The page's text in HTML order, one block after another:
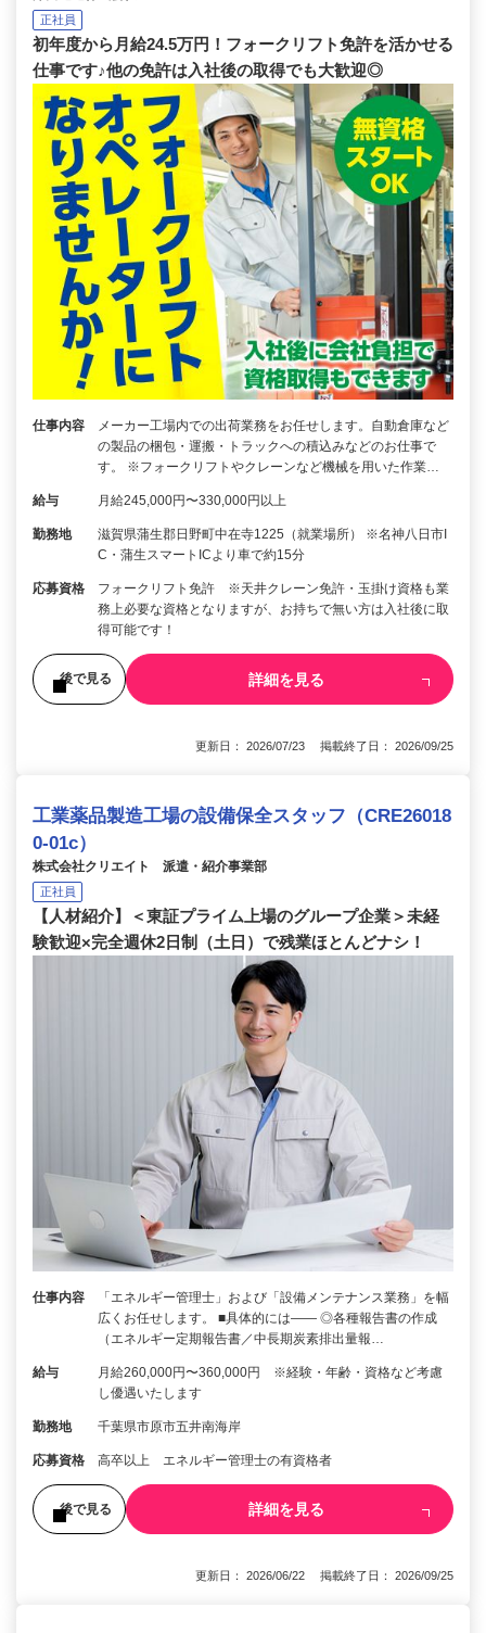
正社員
初年度から月給24.5万円！フォークリフト免許を活かせる
仕事です♪他の免許は入社後の取得でも大歓迎◎
仕事内容
メーカー工場内での出荷業務をお任せします。自動倉庫など
の製品の梱包・運搬・トラックへの積込みなどのお仕事で
す。 ※フォークリフトやクレーンなど機械を用いた作業…
給与 月給245,000円〜330,000円以上
勤務地
滋賀県蒲生郡日野町中在寺1225（就業場所） ※名神八日市I
C・蒲生スマートICより車で約15分
応募資格
フォークリフト免許 ※天井クレーン免許・玉掛け資格も業
務上必要な資格となりますが、お持ちで無い方は入社後に取
得可能です！
後で見る 詳細を見る
更新日： 2026/07/23 掲載終了日： 2026/09/25
工業薬品製造工場の設備保全スタッフ（CRE26018
0-01c）
株式会社クリエイト 派遣・紹介事業部
正社員
【人材紹介】＜東証プライム上場のグループ企業＞未経
験歓迎×完全週休2日制（土日）で残業ほとんどナシ！
仕事内容
「エネルギー管理士」および「設備メンテナンス業務」を幅
広くお任せします。 ■具体的には―― ◎各種報告書の作成
（エネルギー定期報告書／中長期炭素排出量報…
給与
月給260,000円〜360,000円 ※経験・年齢・資格など考慮
し優遇いたします
勤務地 千葉県市原市五井南海岸
応募資格 高卒以上 エネルギー管理士の有資格者
後で見る 詳細を見る
更新日： 2026/06/22 掲載終了日： 2026/09/25